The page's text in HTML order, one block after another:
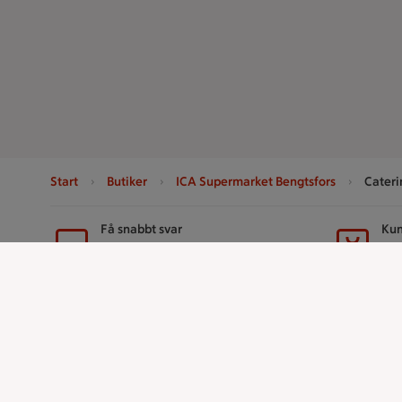
Start Butiker ICA Supermarket Bengtsfors
Få snabbt svar